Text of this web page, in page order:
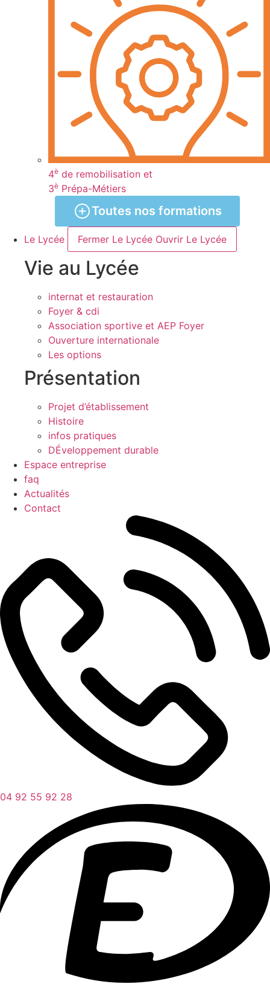
4è de remobilisation et
3è Prépa-Métiers
Toutes nos formations
Le Lycée Fermer Le Lycée Ouvrir Le Lycée
Vie au Lycée
internat et restauration
Foyer & cdi
Association sportive et AEP Foyer
Ouverture internationale
Les options
Présentation
Projet d’établissement
Histoire
infos pratiques
DÉveloppement durable
Espace entreprise
faq
Actualités
Contact
04 92 55 92 28